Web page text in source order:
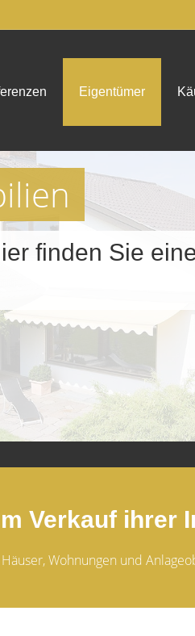
Eigentümer
finden Sie
Verkauf ihrer
Wohnungen und